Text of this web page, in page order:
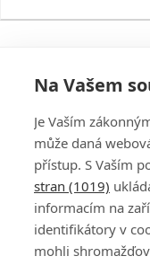
DISKUZE
Na Vašem
Je Vaším
může daná
přístup. S Vaším
stran (1019)
informacím na
identifikátory v
mohli